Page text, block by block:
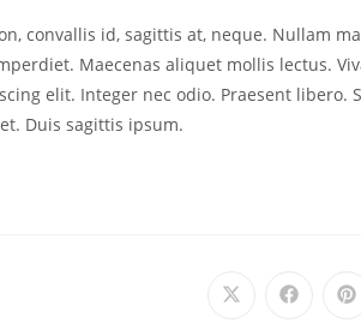
convallis id, sagittis at, neque. Nullam
Maecenas aliquet mollis lectus.
elit. Integer nec odio. Praesent libero.
Duis sagittis ipsum.